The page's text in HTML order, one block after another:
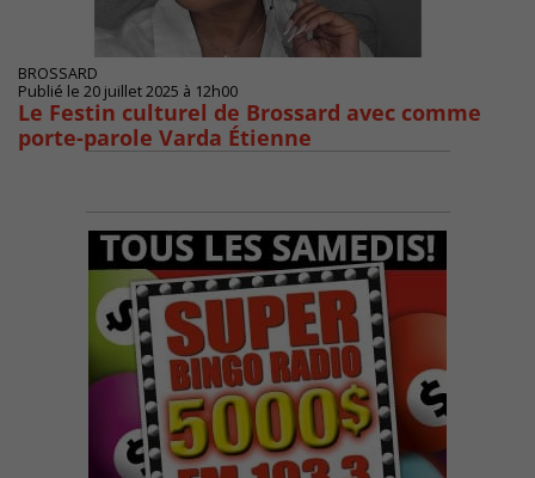
BROSSARD
Publié le 20 juillet 2025 à 12h00
Le Festin culturel de Brossard avec comme
porte-parole Varda Étienne